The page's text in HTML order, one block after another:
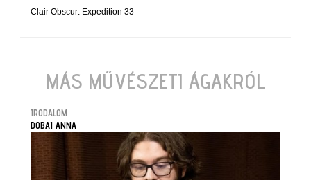
Clair Obscur: Expedition 33
MÁS MŰVÉSZETI ÁGAKRÓL
IRODALOM
DOBAI ANNA